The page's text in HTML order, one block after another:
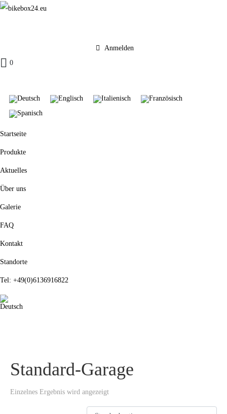
Anmelden
0
Startseite
Produkte
Aktuelles
Über uns
Galerie
FAQ
Kontakt
Standorte
Tel: +49(0)6136916822
Standard-Garage
Einzelnes Ergebnis wird angezeigt